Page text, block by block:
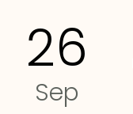
26
Sep